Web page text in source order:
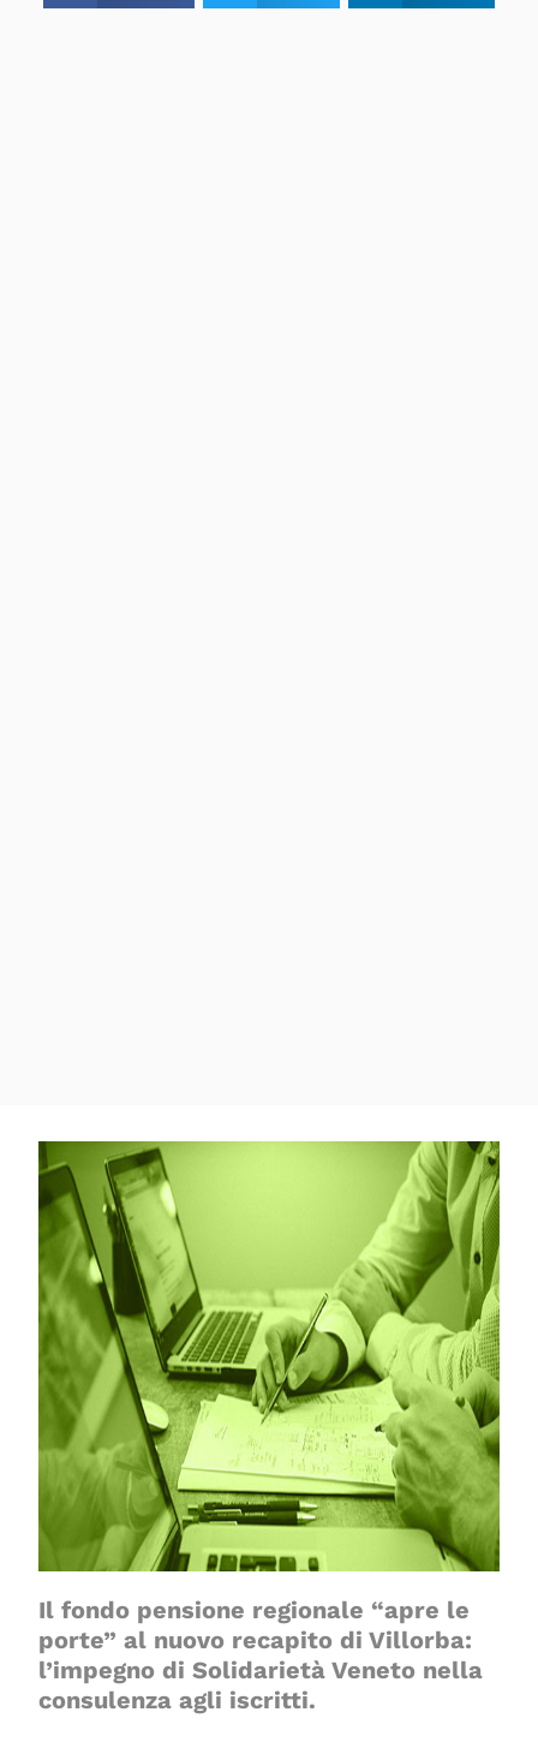
Il fondo pensione regionale “apre le
porte” al nuovo recapito di Villorba:
l’impegno di Solidarietà Veneto nella
consulenza agli iscritti.